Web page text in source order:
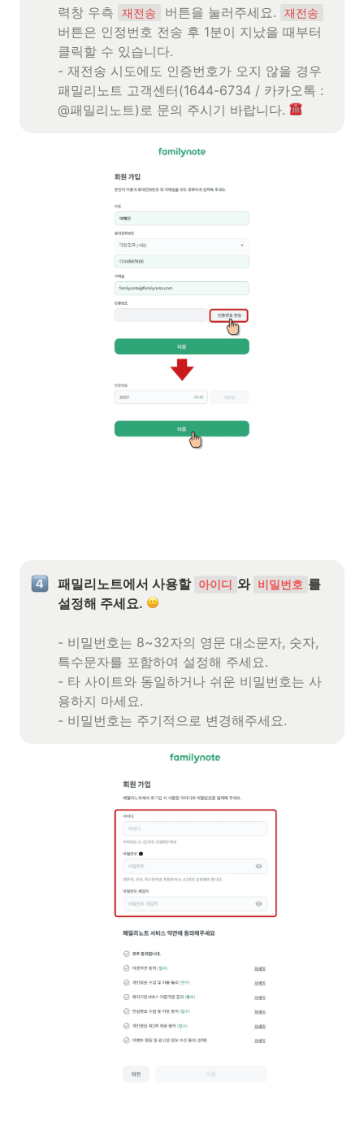
력창 우측
재전송 버튼을 눌러주세요. 재전송
버튼은 인정번호 전송 후 1분이 지났을 때부터
클릭할 수 있습니다.
- 재전송 시도에도 인증번호가 오지 않을 경우
패밀리노트 고객센터(1644-6734 / 카카오톡 :
@패밀리노트)로 문의 주시기 바랍니다.
패밀리노트에서 사용할 아이디 와 비밀번호 를
설정해 주세요.
- 비밀번호는 8~32자의 영문 대소문자, 숫자,
특수문자를 포함하여 설정해 주세요.
- 타 사이트와 동일하거나 쉬운 비밀번호는 사
용하지 마세요.
- 비밀번호는 주기적으로 변경해주세요.